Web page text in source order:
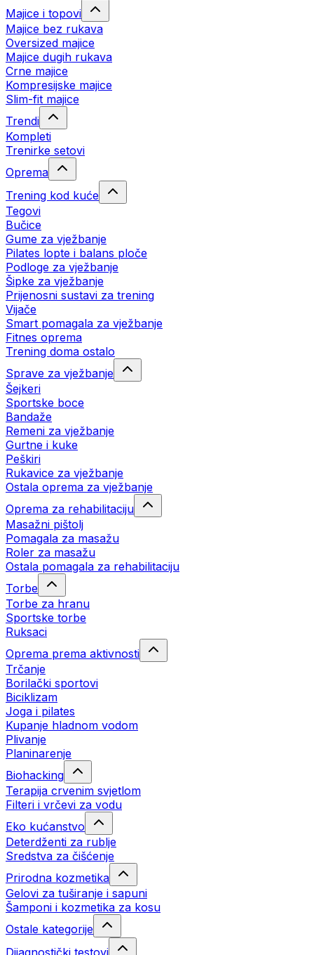
Majice i topovi
Majice bez rukava
Oversized majice
Majice dugih rukava
Crne majice
Kompresijske majice
Slim-fit majice
Trendi
Kompleti
Trenirke setovi
Oprema
Trening kod kuće
Tegovi
Bučice
Gume za vježbanje
Pilates lopte i balans ploče
Podloge za vježbanje
Šipke za vježbanje
Prijenosni sustavi za trening
Vijače
Smart pomagala za vježbanje
Fitnes oprema
Trening doma ostalo
Sprave za vježbanje
Šejkeri
Sportske boce
Bandaže
Remeni za vježbanje
Gurtne i kuke
Peškiri
Rukavice za vježbanje
Ostala oprema za vježbanje
Oprema za rehabilitaciju
Masažni pištolj
Pomagala za masažu
Roler za masažu
Ostala pomagala za rehabilitaciju
Torbe
Torbe za hranu
Sportske torbe
Ruksaci
Oprema prema aktivnosti
Trčanje
Borilački sportovi
Biciklizam
Joga i pilates
Kupanje hladnom vodom
Plivanje
Planinarenje
Biohacking
Terapija crvenim svjetlom
Filteri i vrčevi za vodu
Eko kućanstvo
Deterdženti za rublje
Sredstva za čišćenje
Prirodna kozmetika
Gelovi za tuširanje i sapuni
Šamponi i kozmetika za kosu
Ostale kategorije